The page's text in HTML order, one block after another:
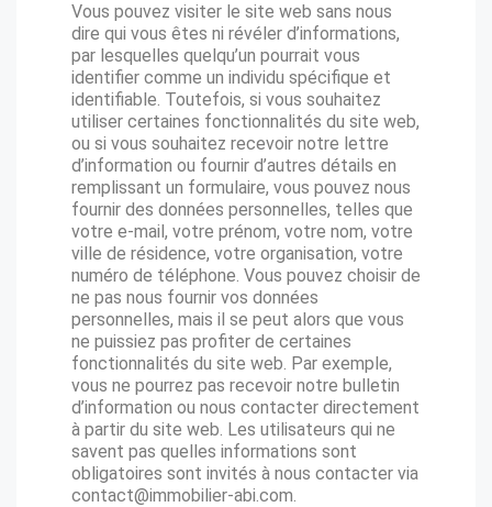
Vous pouvez visiter le site web sans nous
dire qui vous êtes ni révéler d’informations,
par lesquelles quelqu’un pourrait vous
identifier comme un individu spécifique et
identifiable. Toutefois, si vous souhaitez
utiliser certaines fonctionnalités du site web,
ou si vous souhaitez recevoir notre lettre
d’information ou fournir d’autres détails en
remplissant un formulaire, vous pouvez nous
fournir des données personnelles, telles que
votre e-mail, votre prénom, votre nom, votre
ville de résidence, votre organisation, votre
numéro de téléphone. Vous pouvez choisir de
ne pas nous fournir vos données
personnelles, mais il se peut alors que vous
ne puissiez pas profiter de certaines
fonctionnalités du site web. Par exemple,
vous ne pourrez pas recevoir notre bulletin
d’information ou nous contacter directement
à partir du site web. Les utilisateurs qui ne
savent pas quelles informations sont
obligatoires sont invités à nous contacter via
contact@immobilier-abi.com.